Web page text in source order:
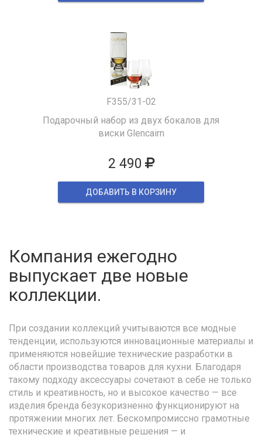
F355/31-02
Подарочный набор из двух бокалов для
виски Glencairn
2 490
ДОБАВИТЬ В КОРЗИНУ
Компания ежегодно
выпускает две новые
коллекции.
При создании коллекций учитываются все модные
тенденции, используются инновационные материалы и
применяются новейшие технические разработки в
области производства товаров для кухни. Благодаря
такому подходу аксессуары сочетают в себе не только
стиль и креативность, но и высокое качество — все
изделия бренда безукоризненно функционируют на
протяжении многих лет. Бескомпромиссно грамотные
технические и креативные решения — и